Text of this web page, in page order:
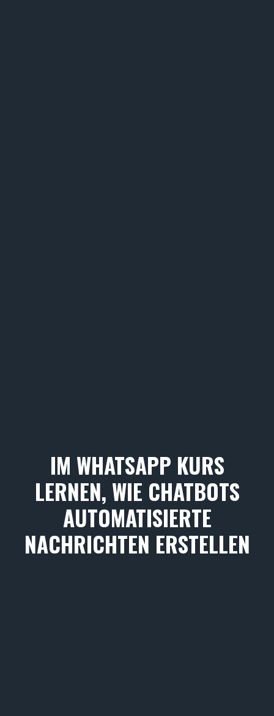
IM WHATSAPP KURS
LERNEN, WIE CHATBOTS
AUTOMATISIERTE
NACHRICHTEN ERSTELLEN